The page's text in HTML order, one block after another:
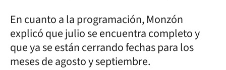
En cuanto a la programación, Monzón
explicó que julio se encuentra completo y
que ya se están cerrando fechas para los
meses de agosto y septiembre.